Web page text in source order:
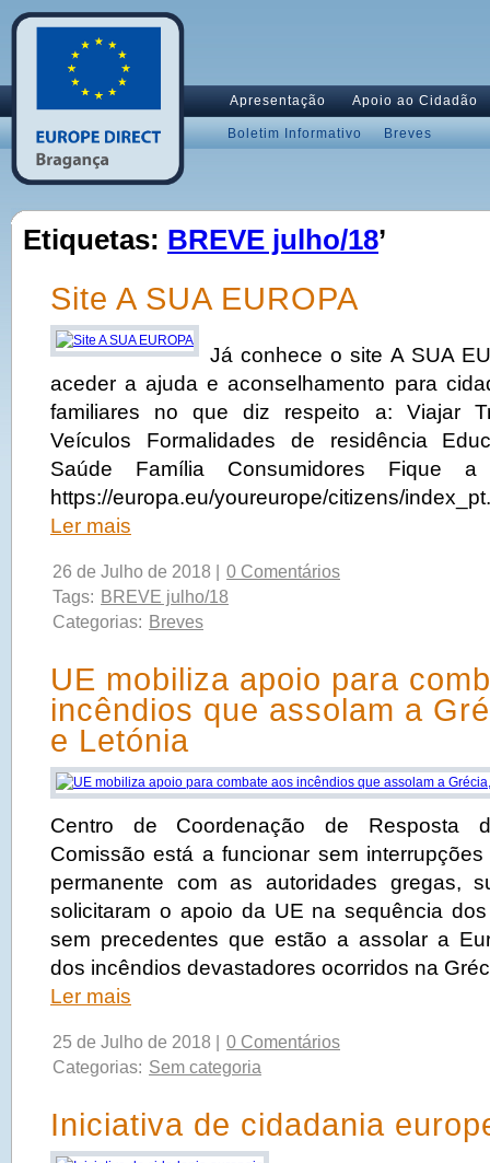
Apresentação Apoio ao Cidadão
Boletim Informativo Breves
Etiquetas: BREVE julho/18’
Site A SUA EUROPA
Já conhece o site A SUA
aceder a ajuda e aconselhamento para
familiares no que diz respeito a: Viajar
Veículos Formalidades de residência
Saúde Família Consumidores Fique
https://europa.eu/youreurope/citizens/
Ler mais
26 de Julho de 2018 |
0 Comentários
Tags: BREVE julho/18
Categorias: Breves
UE mobiliza apoio para
incêndios que assolam a
e Letónia
Centro de Coordenação de Resposta
Comissão está a funcionar sem
permanente com as autoridades gregas,
solicitaram o apoio da UE na sequência
sem precedentes que estão a assolar a
dos incêndios devastadores ocorridos na
Ler mais
25 de Julho de 2018 |
0 Comentários
Categorias: Sem categoria
Iniciativa de cidadania